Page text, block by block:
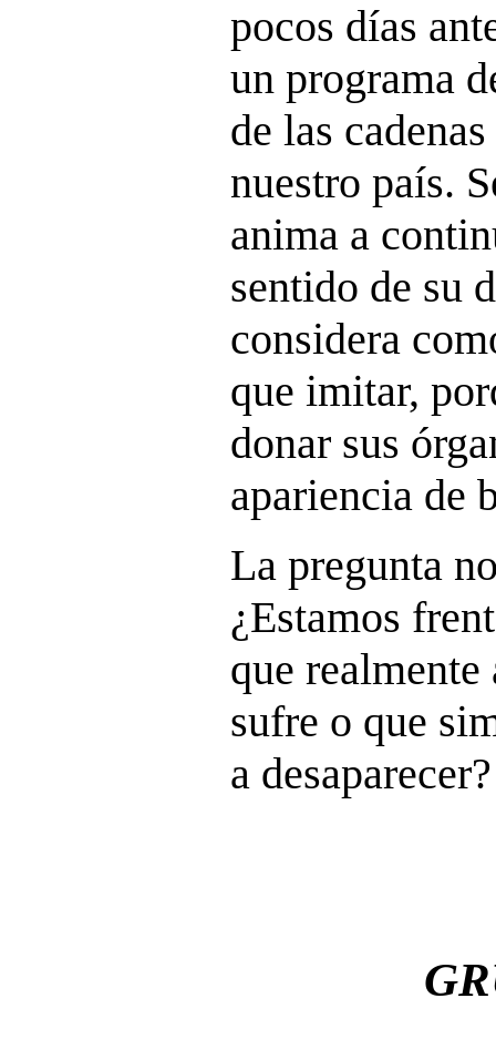
pocos días
un programa
de las
nuestro país.
anima a
sentido de su
considera
que imitar,
donar sus
apariencia de
La pregunta
¿Estamos
que realmente
sufre o que
a desaparecer?